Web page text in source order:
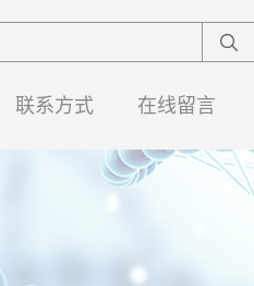
联系方式 在线留言